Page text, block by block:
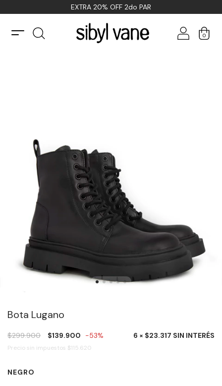
EXTRA 20% OFF 2do PAR
0
Bota Lugano
$299.900 $139.900 -53% 6 × $23.317 SIN INTERÉS
Precio sin impuestos $115.620
NEGRO